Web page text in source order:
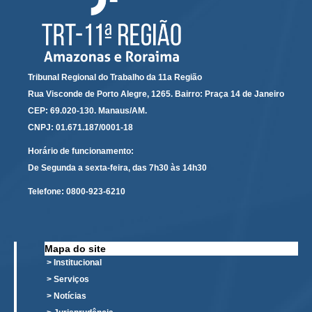
Tribunal Regional do Trabalho da 11a Região
Rua Visconde de Porto Alegre, 1265. Bairro: Praça 14 de Janeiro
CEP: 69.020-130. Manaus/AM.
CNPJ: 01.671.187/0001-18
Horário de funcionamento:
De Segunda a sexta-feira, das 7h30 às 14h30
Telefone: 0800-923-6210
Mapa do site
> Institucional
> Serviços
> Notícias